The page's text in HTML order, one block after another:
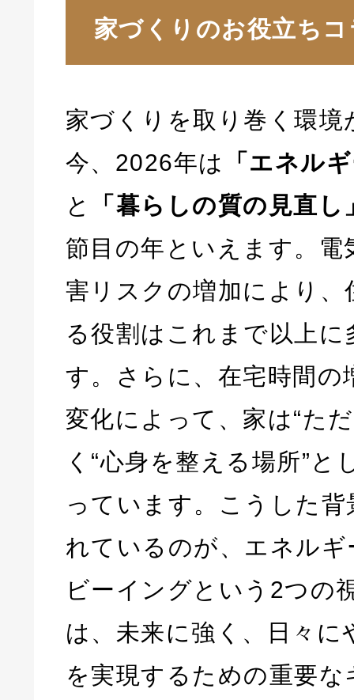
家づくりのお役立ち
家づくりを取り巻く環境
今、2026年は
「エネル
と
「暮らしの質の見直し
節目の年といえます。電
害リスクの増加により、
る役割はこれまで以上
す。さらに、在宅時間の
変化によって、家は“た
く“心身を整える場所”と
っています。こうした
れているのが、エネル
ビーイングという2つの
は、未来に強く、日々に
を実現するための重要